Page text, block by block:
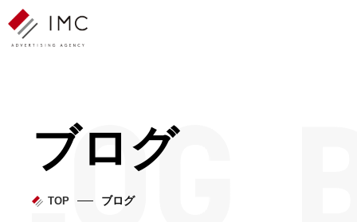
ブログ
TOP ブログ